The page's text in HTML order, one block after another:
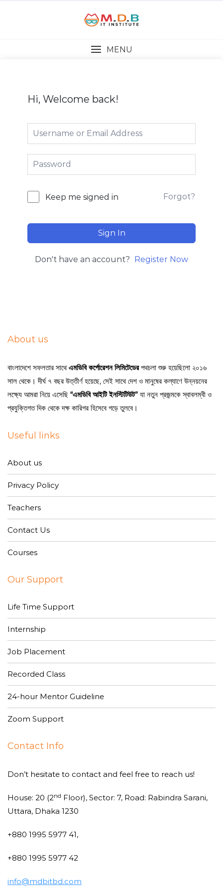
MENU
Hi, Welcome back!
Keep me signed in Forgot?
Sign In
Don't have an account? Register Now
About us
বাংলাদেশে সফলতার সাথেএমডিবি কর্পোরেশন লিমিটেডেরপথচলা শুরু হয়েছিলো ২০১৬
সাল থেকে। দীর্ঘ ৭ বছর উত্তীর্ণ হয়েছে, সেই সাথে দেশ ও মানুষের কল্যাণে উন্নয়নের
লক্ষ্যে আমরা নিয়ে এসেছি “এমডিবি আইটি ইনস্টিটিউট” যা নতুন প্রজন্মকে স্বাবলম্বী ও
প্রযুক্তিগত দিক থেকে দক্ষ কারিগর হিসেবে গড়ে তুলবে।
Useful links
About us
Privacy Policy
Teachers
Contact Us
Courses
Our Support
Life Time Support
Internship
Job Placement
Recorded Class
24-hour Mentor Guideline
Zoom Support
Contact Info
Don’t hesitate to contact and feel free to reach us!
House: 20 (2nd Floor), Sector: 7, Road: Rabindra Sarani,
Uttara, Dhaka 1230
+880 1995 5977 41,
+880 1995 5977 42
info@mdbitbd.com